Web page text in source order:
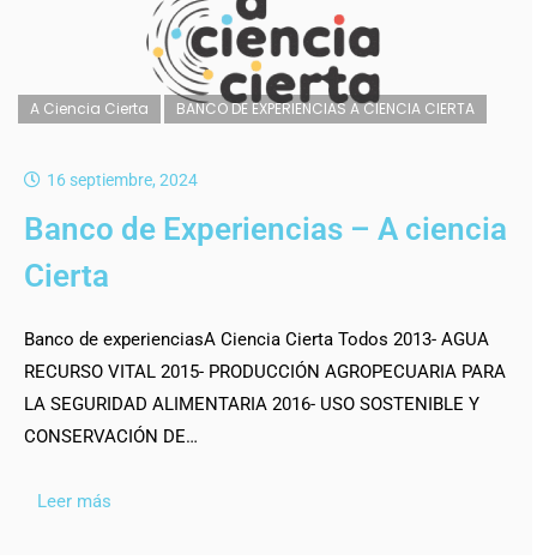
A Ciencia Cierta BANCO DE EXPERIENCIAS A CIENCIA CIERTA
16 septiembre, 2024
Banco de Experiencias – A ciencia
Cierta
Banco de experienciasA Ciencia Cierta Todos 2013- AGUA
RECURSO VITAL 2015- PRODUCCIÓN AGROPECUARIA PARA
LA SEGURIDAD ALIMENTARIA 2016- USO SOSTENIBLE Y
CONSERVACIÓN DE…
Leer más